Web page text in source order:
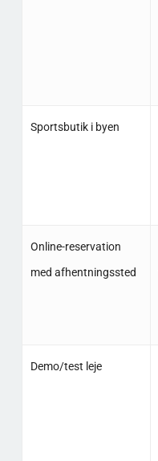
Sportsbutik i byen
Online-reservation
med afhentningssted
Demo/test leje